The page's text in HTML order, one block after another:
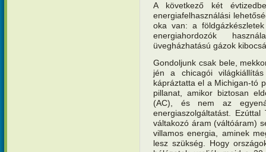
A következő két
energiafelhasználási
oka van: a
energiahordozók
üvegházhatású gázok
Gondoljunk csak bele,
jén a chicagói
kápráztatta el a Michigan-tó
pillanat, amikor biztosan
(AC), és nem az
energiaszolgáltatást.
váltakozó áram (váltóáram)
villamos energia, aminek
lesz szükség. Hogy